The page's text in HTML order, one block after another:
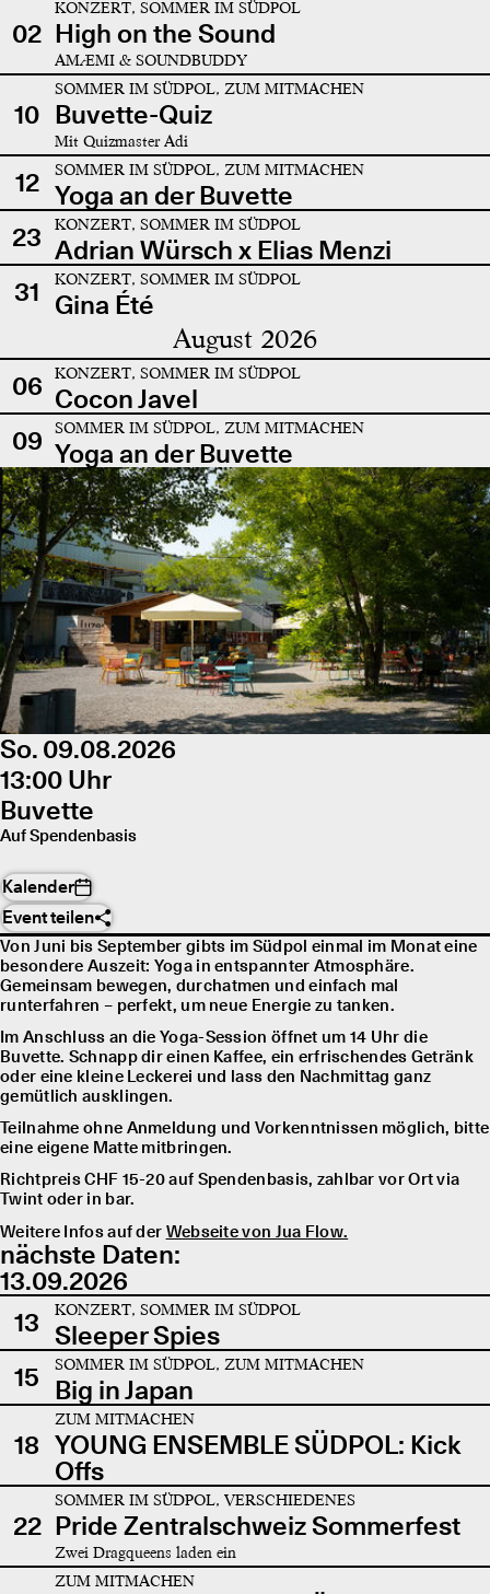
02
KONZERT, SOMMER IM SÜDPOL
High on the Sound
AMÆMI & SOUNDBUDDY
10
SOMMER IM SÜDPOL, ZUM MITMACHEN
Buvette-Quiz
Mit Quizmaster Adi
12 SOMMER IM SÜDPOL, ZUM MITMACHEN
Yoga an der Buvette
23
KONZERT, SOMMER IM SÜDPOL
Adrian Würsch x Elias Menzi
31
KONZERT, SOMMER IM SÜDPOL
Gina Été
August 2026
06 KONZERT, SOMMER IM SÜDPOL
Cocon Javel
09
SOMMER IM SÜDPOL, ZUM MITMACHEN
Yoga an der Buvette
So. 09.08.2026
13:00 Uhr
Buvette
Auf Spendenbasis
Kalender
Event teilen
Von Juni bis September gibts im Südpol einmal im Monat eine
besondere Auszeit: Yoga in entspannter Atmosphäre.
Gemeinsam bewegen, durchatmen und einfach mal
runterfahren – perfekt, um neue Energie zu tanken.
Im Anschluss an die Yoga-Session öffnet um 14 Uhr die
Buvette. Schnapp dir einen Kaffee, ein erfrischendes Getränk
oder eine kleine Leckerei und lass den Nachmittag ganz
gemütlich ausklingen.
Teilnahme ohne Anmeldung und Vorkenntnissen möglich, bitte
eine eigene Matte mitbringen.
Richtpreis CHF 15-20 auf Spendenbasis, zahlbar vor Ort via
Twint oder in bar.
Weitere Infos auf der Webseite von Jua Flow.
nächste Daten:
13.09.2026
13
KONZERT, SOMMER IM SÜDPOL
Sleeper Spies
15
SOMMER IM SÜDPOL, ZUM MITMACHEN
Big in Japan
18
ZUM MITMACHEN
YOUNG ENSEMBLE SÜDPOL: Kick
Offs
22
SOMMER IM SÜDPOL, VERSCHIEDENES
Pride Zentralschweiz Sommerfest
Zwei Dragqueens laden ein
ZUM MITMACHEN